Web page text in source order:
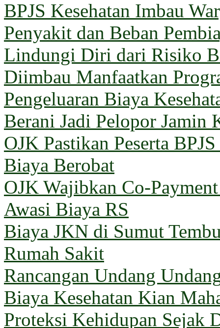
BPJS Kesehatan Imbau
Penyakit dan Beban
Lindungi Diri dari Risiko
Diimbau Manfaatkan
Pengeluaran Biaya
Berani Jadi Pelopor Jamin
OJK Pastikan Peserta
Biaya Berobat
OJK Wajibkan Co-
Awasi Biaya RS
Biaya JKN di Sumut
Rumah Sakit
Rancangan Undang
Biaya Kesehatan Kian
Proteksi Kehidupan Sejak